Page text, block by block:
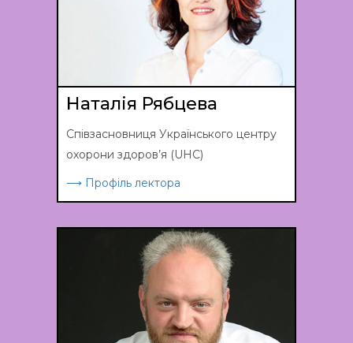
Наталія Рябцева
Співзасновниця Українського центру
охорони здоров’я (UHC)
⟶ Профіль лектора